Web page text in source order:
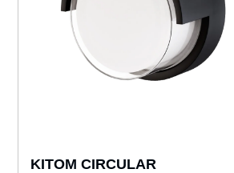
KITOM CIRCULAR